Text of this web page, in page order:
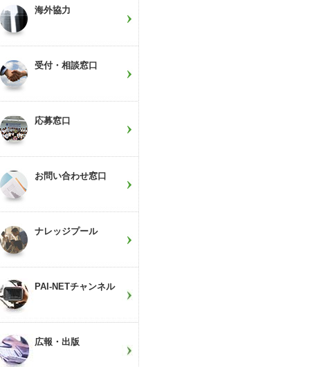
海外協力
受付・相談窓口
応募窓口
お問い合わせ窓口
ナレッジプール
PAI-NETチャンネル
広報・出版